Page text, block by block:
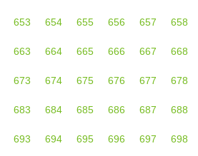
653 654 655 656 657 658
663 664 665 666 667 668
673 674 675 676 677 678
683 684 685 686 687 688
693 694 695 696 697 698